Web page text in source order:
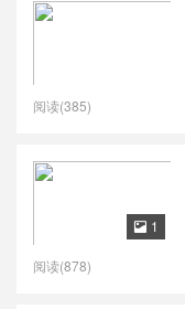
阅读(385)
 1
阅读(878)